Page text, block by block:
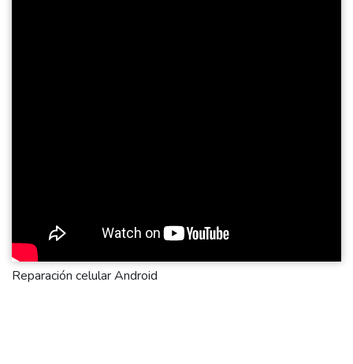
Reparación celular Android